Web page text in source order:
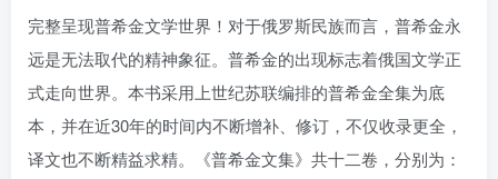
完整呈现普希金文学世界！对于俄罗斯民族而言，普希金永
远是无法取代的精神象征。普希金的出现标志着俄国文学正
式走向世界。本书采用上世纪苏联编排的普希金全集为底
本，并在近30年的时间内不断增补、修订，不仅收录更全，
译文也不断精益求精。《普希金文集》共十二卷，分别为：